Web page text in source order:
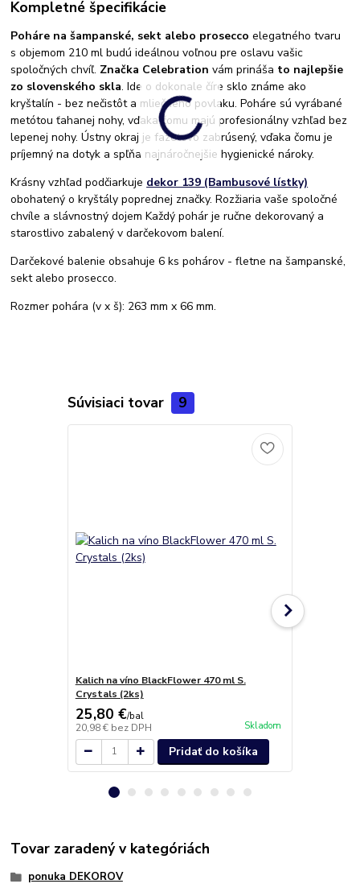
Kompletné špecifikácie
Poháre na šampanské, sekt alebo prosecco elegatného tvaru
s objemom 210 ml budú ideálnou voľnou pre oslavu vašic
spoločných chvíľ. Značka Celebration vám prináša to najlepšie
zo slovenského skla. Ide o dokonale číre sklo známe ako
kryštalín - bez nečistôt a mliečneho povlaku. Poháre sú vyrábané
metótou ťahanej nohy, vďaka čomu majú profesionálny vzhľad bez
lepenej nohy. Ústny okraj je fazetovo zabrúsený, vďaka čomu je
príjemný na dotyk a spľňa najnáročnejšie hygienické nároky.
Krásny vzhľad podčiarkuje dekor 139 (Bambusové lístky)
obohatený o kryštály poprednej značky. Rozžiaria vaše spoločné
chvíle a slávnostný dojem Každý pohár je ručne dekorovaný a
starostlivo zabalený v darčekovom balení.
Darčekové balenie obsahuje 6 ks pohárov - fletne na šampanské,
sekt alebo prosecco.
Rozmer pohára (v x š): 263 mm x 66 mm.
Súvisiaci tovar 9
Kalich na víno BlackFlower 470 ml S.
Crystals (2ks)
25,80 €/bal
20,98 € bez DPH Skladom
Pridať do košíka
Tovar zaradený v kategóriách
ponuka DEKOROV